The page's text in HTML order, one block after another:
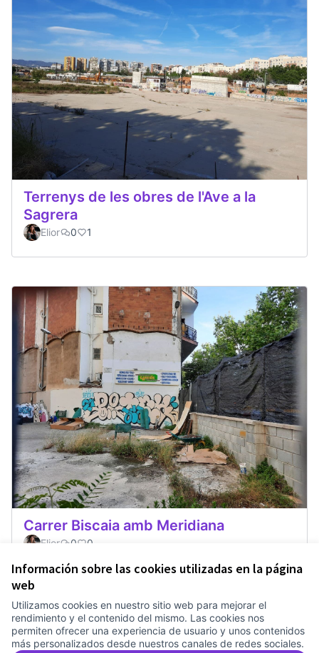
Información sobre las cookies utilizadas en la página
web
Utilizamos cookies en nuestro sitio web para mejorar el
rendimiento y el contenido del mismo. Las cookies nos
permiten ofrecer una experiencia de usuario y unos contenidos
más personalizados desde nuestros canales de redes sociales.
Terrenys de les obres de l'Ave a la
Sagrera
Elior 0 1
Carrer Biscaia amb Meridiana
Elior 0 0
Términos y condiciones de uso
Configuración de cookies
Comunitat Canòdrom en Facebook
(Link extern)
Comunitat Canòdrom en Instagram
(Link extern)
Comunitat Canòdrom en YouTube
(Link extern)
Castellano
Triar la llenguaElegir el idiomaChoose language